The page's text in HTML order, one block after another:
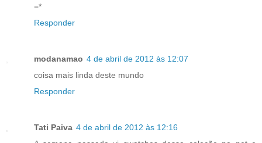
=*
Responder
modanamao 4 de abril de 2012 às 12:07
coisa mais linda deste mundo
Responder
Tati Paiva 4 de abril de 2012 às 12:16